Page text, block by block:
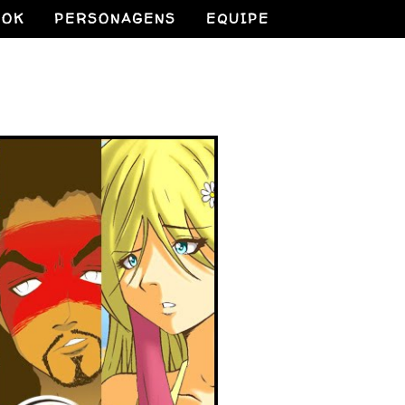
PERSONAGENS EQUIPE